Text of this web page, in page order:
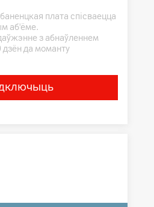
плата спісваецца
аб'ёме.
з абнаўленнем
да моманту